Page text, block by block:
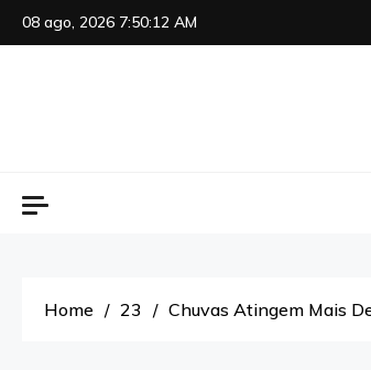
Skip
to
08 ago, 2026 7:50:13 AM
Home 23 Chuvas Atingem Mais